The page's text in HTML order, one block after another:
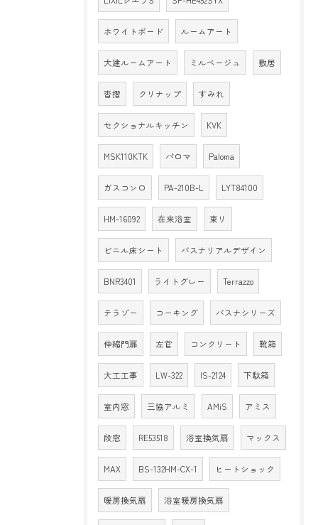
ホワイトボード ルームアート
大建ルームアート ミルベージュ 敷居
沓摺 クリナップ すみれ
セクショナルキッチン KVK
MSK110KTK パロマ Paloma
ガスコンロ PA-210B-L LYT84100
HM-16092 在来浴室 東リ
ビニル床シート バスナリアルデザイン
BNR3401 ライトグレー Terrazzo
テラゾー コーキング バスナシリーズ
伸縮門扉 左官 コンクリート 靴箱
大工工事 LW-322 IS-2124 下駄箱
室内窓 三協アルミ AMiS アミス
段窓 RE53518 浴室換気扇 マックス
MAX BS-132HM-CX-1 ヒートショック
暖房換気扇 浴室暖房換気扇